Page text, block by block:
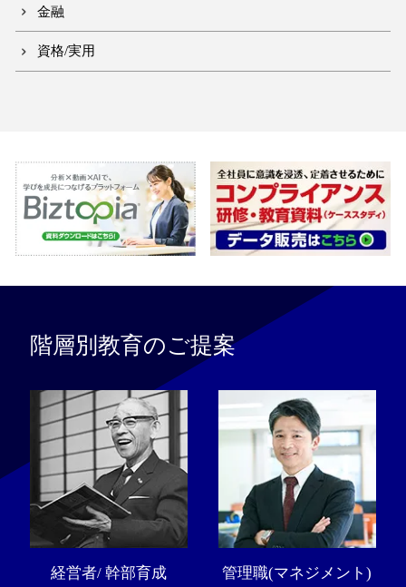
金融
資格/実用
階層別教育のご提案
経営者/ 幹部育成
管理職(マネジメント)